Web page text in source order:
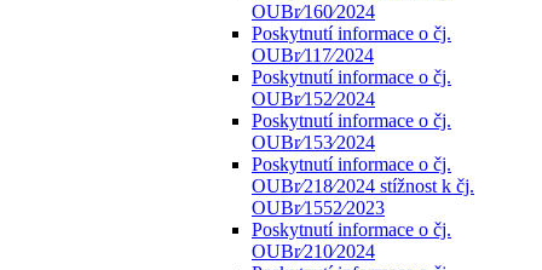
OUBr⁄160⁄2024
Poskytnutí informace o čj.
OUBr⁄117⁄2024
Poskytnutí informace o čj.
OUBr⁄152⁄2024
Poskytnutí informace o čj.
OUBr⁄153⁄2024
Poskytnutí informace o čj.
OUBr⁄218⁄2024 stížnost k čj.
OUBr⁄1552⁄2023
Poskytnutí informace o čj.
OUBr⁄210⁄2024